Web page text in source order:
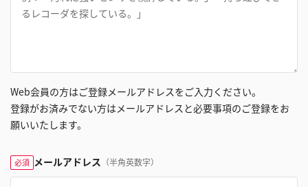
Web会員の方はご登録メールアドレスをご入力ください。
登録がお済みでない方はメールアドレスと必要事項のご登録をお
願いいたします。
必須 メールアドレス （半角英数字）